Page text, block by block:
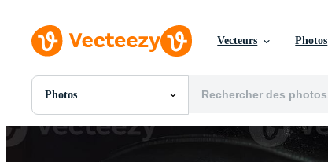
Vecteurs Photos
Photos
Toutes Images
Photos